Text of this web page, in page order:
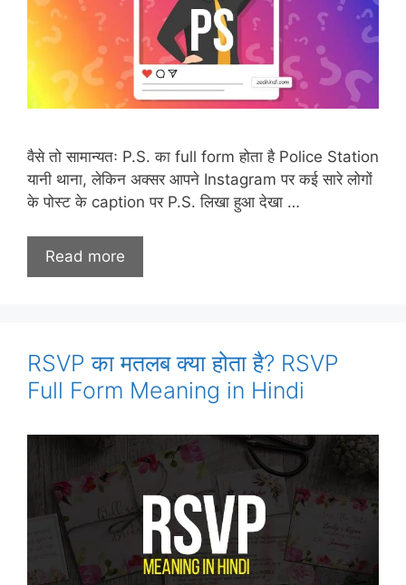
वैसे तो सामान्यतः P.S. का full form होता है Police Station
यानी थाना, लेकिन अक्सर आपने Instagram पर कई सारे लोगों
के पोस्ट के caption पर P.S. लिखा हुआ देखा …
Read more
RSVP का मतलब क्या होता है? RSVP
Full Form Meaning in Hindi